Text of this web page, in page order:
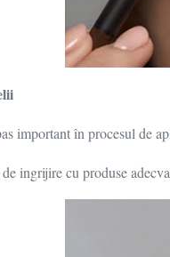
important în procesul de
ingrijire cu produse